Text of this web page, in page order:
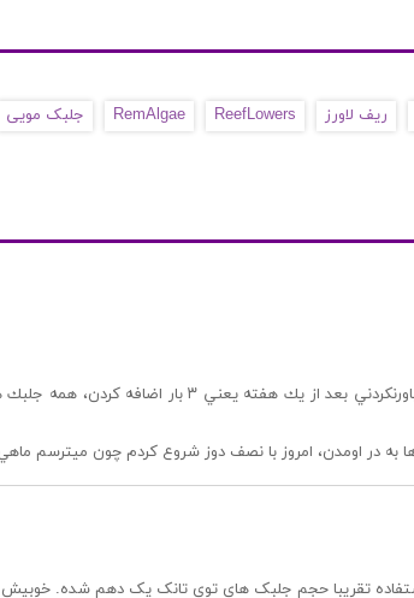
ریف لاورز ReefLowers
RemAlgae جلبک مویی
من ابن محصول رو لراي جلبك مويي سبز استفاده
در اومدن، امروز با نصف دوز شروع كردم چون ميترسم ماهي
تقریبا حجم جلبک های توی تانک یک دهم شده. خوبیش